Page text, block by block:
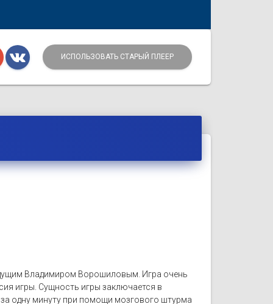
ИСПОЛЬЗОВАТЬ СТАРЫЙ ПЛЕЕР
Владимиром Ворошиловым. Игра очень
игры. Сущность игры заключается в
одну минуту при помощи мозгового штурма